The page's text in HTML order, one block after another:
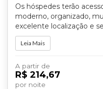
Os hóspedes terão
moderno, organizado,
excelente localização e
Leia Mais
A partir de
R$ 214,67
por noite